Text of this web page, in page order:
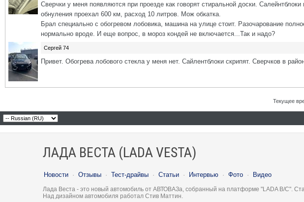
Сверчки у меня появляются при проезде как говорят стиральной доски.
обнуления проехал 600 км, расход 10 литров. Мож обкатка.
Брал специально с обогревом лобовика, машина на улице стоит. Разочарование
нормально вроде. И еще вопрос, в мороз кондей не включается...Так и надо?
Сергей 74
Привет. Обогрева лобового стекла у меня нет. Сайлентблоки скрипят. Сверчков в
Текущее
ЛАДА ВЕСТА (LADA VESTA)
Новости · Отзывы · Тест-драйвы · Статьи · Интервью · Фото · Видео
Лада Веста - это новый автомобиль от АВТОВАЗа, собранный на платформе "LADA B/C".
Над дизайном автомобиля работал Стив Маттин.